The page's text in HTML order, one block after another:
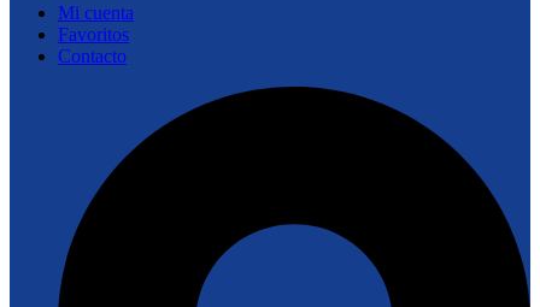
Mi cuenta
Favoritos
Contacto